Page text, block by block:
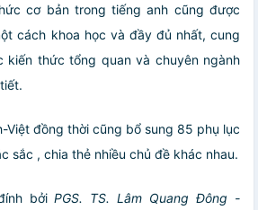
cơ bản trong tiếng anh cũng được
cách khoa học và đầy đủ nhất, cung
kiến thức tổng quan và chuyên ngành
Việt đồng thời cũng bổ sung 85 phụ lục
sắc , chia thẻ nhiều chủ đề khác nhau.
bởiPGS. TS. Lâm Quang Đông -